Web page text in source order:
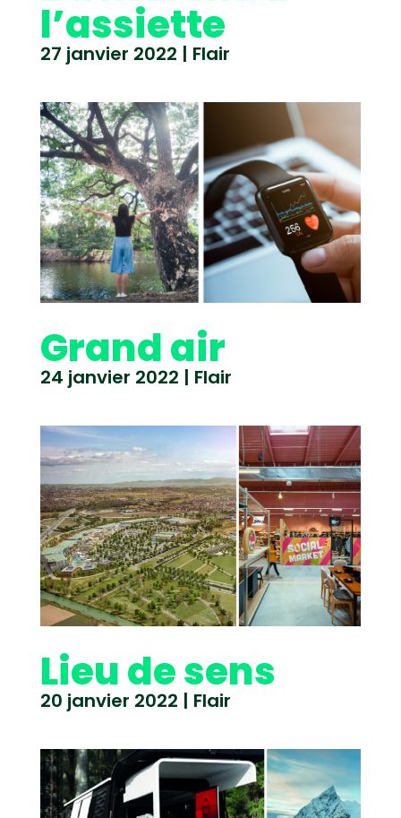
l’assiette
27 janvier 2022 | Flair
Grand air
24 janvier 2022 | Flair
Lieu de sens
20 janvier 2022 | Flair